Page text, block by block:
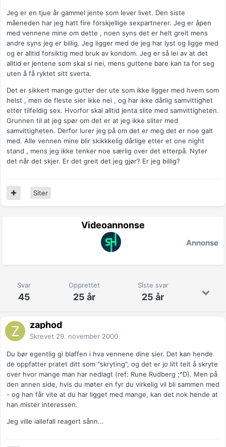
Jeg er en tjue år gammel jente som lever livet. Den siste
måeneden har jeg hatt fire forskjellige sexpartnerer. Jeg er åpen
med vennene mine om dette , noen syns det er helt greit mens
andre syns jeg er billig. Jeg ligger med de jeg har lyst og ligge med
og er alltid forsiktig med bruk av kondom. Jeg er så lei av at det
alltid er jentene som skal si nei, mens guttene bare kan ta for seg
uten å få ryktet sitt sverta.
Det er sikkert mange gutter der ute som ikke ligger med hvem som
helst , men de fleste sier ikke nei , og har ikke dårlig samvittighet
etter tilfeldig sex. Hvorfor skal alltid jenta slite med samvittigheten.
Grunnen til at jeg spør om det er at jeg ikke sliter med
samvittigheten. Derfor lurer jeg på om det er meg det er noe galt
med. Alle vennen mine blir skikkkelig dårlige etter et one night
stand , mens jeg ikke tenker noe særlig over det etterpå. Nyter
det når det skjer. Er det greit det jeg gjør? Er jeg billig?
Siter
Videoannonse
Annonse
Svar
45
Opprettet
25 år
Siste svar
25 år
zaphod
Skrevet 29. november 2000
Du bør egentlig gi blaffen i hva vennene dine sier. Det kan hende
de oppfatter pratet ditt som "skryting", og det er jo litt teit å skryte
over hvor mange man har nedlagt (ref: Rune Rudberg ;^D). Men på
den annen side, hvis du møter en fyr du virkelig vil bli sammen med
- og han får vite at du har ligget med mange, kan det nok hende at
han mister interessen.
Jeg ville iallefall reagert sånn...